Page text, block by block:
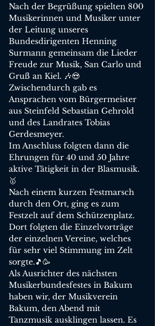
Nach der Begrüßung spielten 800
Musikerinnen und Musiker unter
der Leitung unseres
Bundesdirigenten Henning
Surmann gemeinsam die Lieder
Freude zur Musik, San Carlo und
Gruß an Kiel. 🎶😍
Zwischendurch gab es
Ansprachen vom Bürgermeister
aus Steinfeld Sebastian Gehrold
und des Landrates Tobias
Gerdesmeyer.
Im Anschluss folgten dann die
Ehrungen für 40 und 50 Jahre
aktive Tätigkeit in der Blasmusik.
🥇
Nach einem kurzen Festmarsch
durch den Ort, ging es zum
Festzelt auf dem Schützenplatz.
Dort folgten die Einzelvorträge
der einzelnen Vereine, welches
für sehr viel Stimmung im Zelt
sorgte.🎵🥳
Als Ausrichter des nächsten
Musikerbundesfestes in Bakum
haben wir, der Musikverein
Bakum, den Abend mit
Tanzmusik ausklingen lassen. Es